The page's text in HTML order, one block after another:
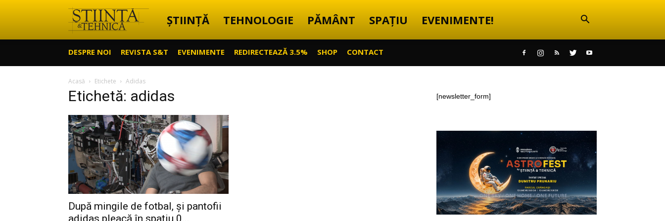
Știință
Tehnică
ȘTIINȚĂ TEHNOLOGIE PĂMÂNT SPAȚIU EVENIMENTE!
DESPRE NOI REVISTA S&T EVENIMENTE REDIRECTEAZĂ 3.5% SHOP CONTACT
Acasă Etichete Adidas
Etichetă: adidas
După mingile de fotbal, și pantofii
adidas pleacă în spațiu 0...
[newsletter_form]